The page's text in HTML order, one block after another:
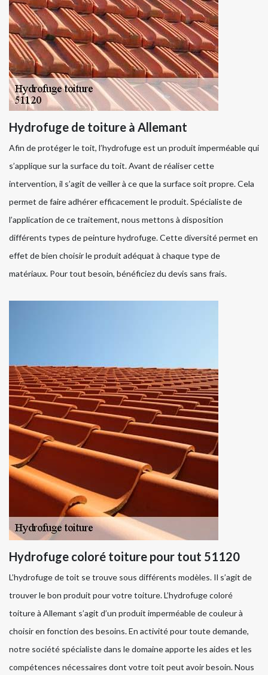
Hydrofuge de toiture à Allemant
Afin de protéger le toit, l’hydrofuge est un produit imperméable qui
s’applique sur la surface du toit. Avant de réaliser cette
intervention, il s’agit de veiller à ce que la surface soit propre. Cela
permet de faire adhérer efficacement le produit. Spécialiste de
l’application de ce traitement, nous mettons à disposition
différents types de peinture hydrofuge. Cette diversité permet en
effet de bien choisir le produit adéquat à chaque type de
matériaux. Pour tout besoin, bénéficiez du devis sans frais.
Hydrofuge coloré toiture pour tout 51120
L’hydrofuge de toit se trouve sous différents modèles. Il s’agit de
trouver le bon produit pour votre toiture. L’hydrofuge coloré
toiture à Allemant s’agit d’un produit imperméable de couleur à
choisir en fonction des besoins. En activité pour toute demande,
notre société spécialiste dans le domaine apporte les aides et les
compétences nécessaires dont votre toit peut avoir besoin. Nous